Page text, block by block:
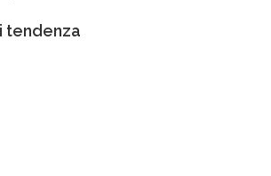
tendenza